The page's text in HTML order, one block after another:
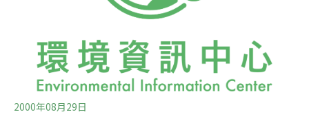
可能懷孕之婦女與幼小兒童不宜食用下列魚類：箭魚、鯊
包括新鮮或冷藏鮪魚。」這段文字乃是經過檢察官與衛生
局等單位協商，但仍未做最後確定
2000年08月29日